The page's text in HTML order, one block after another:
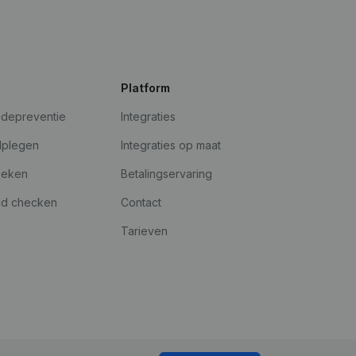
checken
Platform
Integraties
Integraties op maat
Betalingservaring
Contact
Tarieven